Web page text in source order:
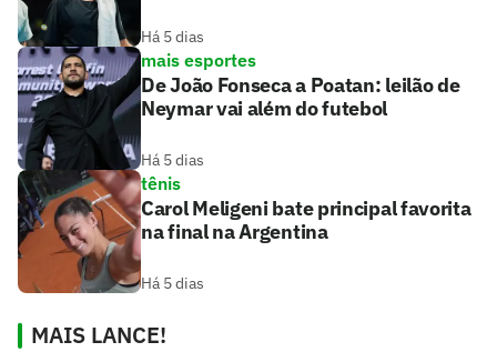
Há 5 dias
mais esportes
De João Fonseca a Poatan: leilão de
Neymar vai além do futebol
Há 5 dias
tênis
Carol Meligeni bate principal favorita
na final na Argentina
Há 5 dias
MAIS LANCE!